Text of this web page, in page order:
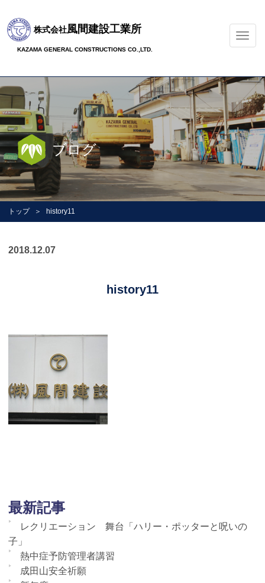
ナ
ビ
ー
シ
ョ
ン
の
切
替
株式会社風間建設工業所
KAZAMA GENERAL CONSTRUCTIONS CO.,LTD.
ブログ
トップ history11
2018.12.07
history11
最新記事
レクリエーション 舞台「ハリー・ポッターと呪いの
子」
熱中症予防管理者講習
成田山安全祈願